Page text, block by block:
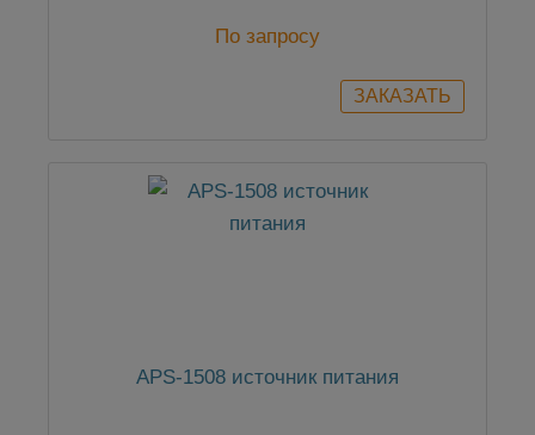
По запросу
APS-1508 источник питания